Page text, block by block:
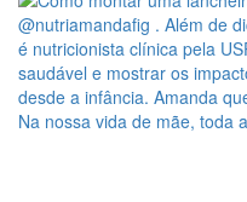
Na nossa vida de mãe, toda